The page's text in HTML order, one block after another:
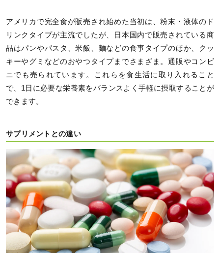
アメリカで完全食が販売され始めた当初は、粉末・液体のド
リンクタイプが主流でしたが、日本国内で販売されている商
品はパンやパスタ、米飯、麺などの食事タイプのほか、クッ
キーやグミなどのおやつタイプまでさまざま。通販やコンビ
ニでも売られています。これらを食生活に取り入れること
で、1日に必要な栄養素をバランスよく手軽に摂取することが
できます。
サプリメントとの違い